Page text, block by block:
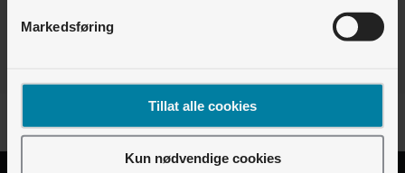
Markedsføring
Tillat alle cookies
Kun nødvendige cookies
Vi er pålogget - chat med oss